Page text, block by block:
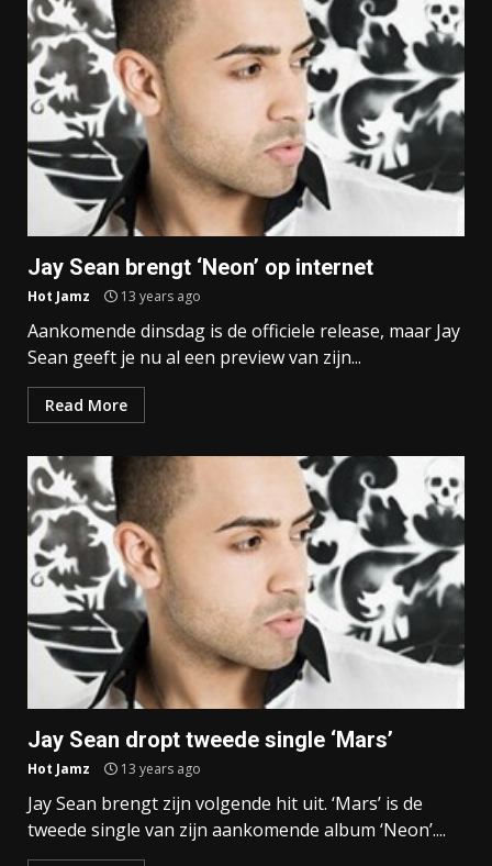
Jay Sean brengt ‘Neon’ op internet
Hot Jamz 13 years ago
Aankomende dinsdag is de officiele release, maar Jay
Sean geeft je nu al een preview van zijn...
Read More
Jay Sean dropt tweede single ‘Mars’
Hot Jamz 13 years ago
Jay Sean brengt zijn volgende hit uit. ‘Mars’ is de
tweede single van zijn aankomende album ‘Neon’....